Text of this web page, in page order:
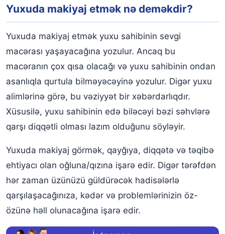
Yuxuda makiyaj görmək
Yuxuda güzgü qarşısında bəzədilmək
Yuxuda özünü makiyaj etdiyini görmək
Yuxuda başqasına makiyaj etmək
Yuxuda birinə makiyaj etmək
Yuxuda çoxlu makiyaj etmək
Yuxuda toy makiyajı etmək
Yuxuda dodaq boyası çəkmək (sürtmək)
Yuxuda makiyajı silib təmizləmək
Yuxuda makiyaj etmək nə deməkdir?
Yuxuda makiyaj etmək yuxu sahibinin sevgi
macərası yaşayacağına yozulur. Ancaq bu
macəranın çox qısa olacağı və yuxu sahibinin ondan
asanlıqla qurtula bilməyəcəyinə yozulur. Digər yuxu
alimlərinə görə, bu vəziyyət bir xəbərdarlıqdır.
Xüsusilə, yuxu sahibinin edə biləcəyi bəzi səhvlərə
qarşı diqqətli olması lazım olduğunu söyləyir.
Yuxuda makiyaj görmək, qayğıya, diqqətə və təqibə
ehtiyacı olan oğluna/qızına işarə edir. Digər tərəfdən
hər zaman üzünüzü güldürəcək hadisələrlə
qarşılaşacağınıza, kədər və problemlərinizin öz-
özünə həll olunacağına işarə edir.